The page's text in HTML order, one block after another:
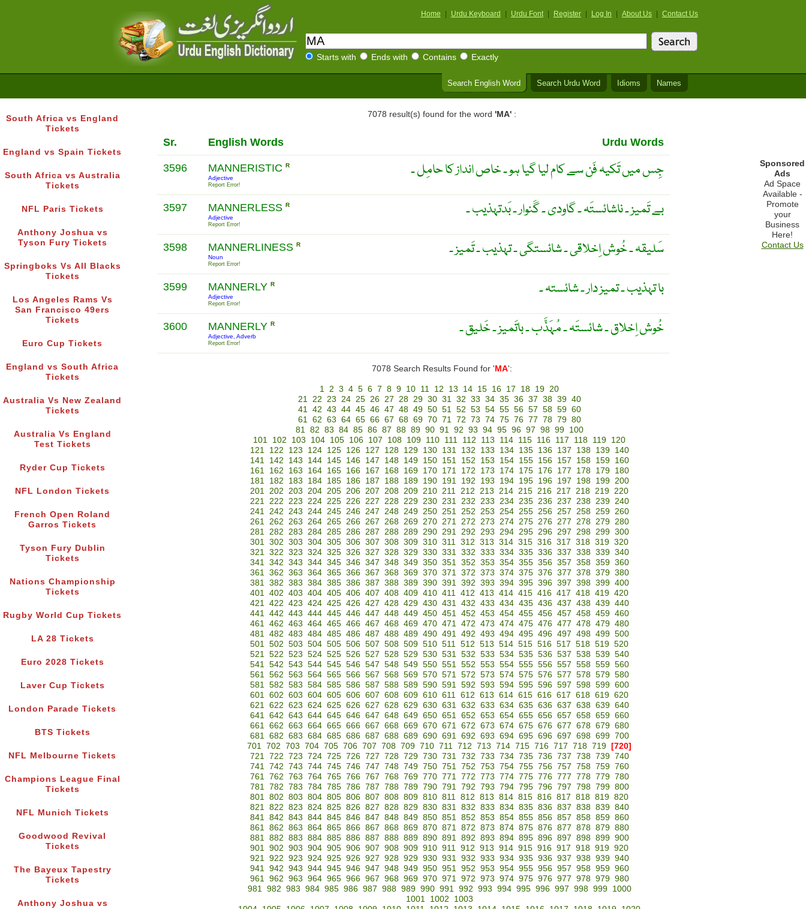
Home Urdu Keyboard Urdu Font Register Log In About Us Contact Us
Starts with Ends with Contains Exactly
Search English Word Search Urdu Word Idioms Names
South Africa vs England
Tickets
England vs Spain Tickets
South Africa vs Australia
Tickets
NFL Paris Tickets
Anthony Joshua vs
Tyson Fury Tickets
Springboks Vs All Blacks
Tickets
Los Angeles Rams Vs
San Francisco 49ers
Tickets
Euro Cup Tickets
England vs South Africa
Tickets
Australia Vs New Zealand
Tickets
Australia Vs England
Test Tickets
Ryder Cup Tickets
NFL London Tickets
French Open Roland
Garros Tickets
Tyson Fury Dublin
Tickets
Nations Championship
Tickets
Rugby World Cup Tickets
LA 28 Tickets
Euro 2028 Tickets
Laver Cup Tickets
London Parade Tickets
BTS Tickets
NFL Melbourne Tickets
Champions League Final
Tickets
NFL Munich Tickets
Goodwood Revival
Tickets
The Bayeux Tapestry
Tickets
Anthony Joshua vs
7078 result(s) found for the word 'MA':
Sr. English Words Urdu Words
3596 MANNERISTIC R
Adjective
Report Error!
جِس میں تَکیہ فَن سے کام لیا گیا ہو ۔ خاص انداز کا حامِل ۔
3597 MANNERLESS R
Adjective
Report Error!
بے تَمیز ۔ ناشائستَہ ۔ گاودی ۔ گَنوار ۔ بَدتہذیب ۔
3598 MANNERLINESS R
Noun
Report Error!
سَلیقہ ۔ خُوش اِخلاقی ۔ شائستگی ۔ تہذیب ۔ تَمیز ۔
3599 MANNERLY R
Adjective
Report Error!
با تہذیب ۔ تمیز دار ۔ شائستہ ۔
3600 MANNERLY R
Adjective, Adverb
Report Error!
خُوش اِخلاق ۔ شائستَہ ۔ مُہَذَّب ۔ باتَمیز ۔ خَلیق ۔
7078 Search Results Found for ' MA':
1 2 3 4 5 6 7 8 9 10 11 12 13 14 15 16 17 18 19 20
21 22 23 24 25 26 27 28 29 30 31 32 33 34 35 36 37 38 39 40
41 42 43 44 45 46 47 48 49 50 51 52 53 54 55 56 57 58 59 60
61 62 63 64 65 66 67 68 69 70 71 72 73 74 75 76 77 78 79 80
81 82 83 84 85 86 87 88 89 90 91 92 93 94 95 96 97 98 99
100
101 102 103 104 105 106 107 108 109 110 111 112 113 114 115 116 117 118 119 120
121
122 123 124 125 126 127 128 129 130 131 132 133 134 135 136 137 138 139
140
141
142 143 144 145 146 147 148 149 150 151 152 153 154 155 156 157 158 159
160
161
162 163 164 165 166 167 168 169 170 171 172 173 174 175 176 177 178 179
180
181
182 183 184 185 186 187 188 189 190 191 192 193 194 195 196 197 198 199 200
201 202 203 204 205 206 207 208 209 210 211 212 213 214 215 216 217 218 219 220
221 222 223 224 225 226 227 228 229 230 231 232 233 234 235 236 237 238 239 240
241 242 243 244 245 246 247 248 249 250 251 252 253 254 255 256 257 258 259 260
261 262 263 264 265 266 267 268 269 270 271 272 273 274 275 276 277 278 279 280
281 282 283 284 285 286 287 288 289 290 291 292 293 294 295 296 297 298 299 300
301 302 303 304 305 306 307 308 309 310 311 312 313 314 315 316 317 318 319 320
321 322 323 324 325 326 327 328 329 330 331 332 333 334 335 336 337 338 339 340
341 342 343 344 345 346 347 348 349 350 351 352 353 354 355 356 357 358 359 360
361 362 363 364 365 366 367 368 369 370 371 372 373 374 375 376 377 378 379 380
381 382 383 384 385 386 387 388 389 390 391 392 393 394 395 396 397 398 399 400
401 402 403 404 405 406 407 408 409 410 411 412 413 414 415 416 417 418 419 420
421 422 423 424 425 426 427 428 429 430 431 432 433 434 435 436 437 438 439 440
441 442 443 444 445 446 447 448 449 450 451 452 453 454 455 456 457 458 459 460
461 462 463 464 465 466 467 468 469 470 471 472 473 474 475 476 477 478 479 480
481 482 483 484 485 486 487 488 489 490 491 492 493 494 495 496 497 498 499 500
501 502 503 504 505 506 507 508 509 510 511 512 513 514 515 516 517 518 519 520
521 522 523 524 525 526 527 528 529 530 531 532 533 534 535 536 537 538 539 540
541 542 543 544 545 546 547 548 549 550 551 552 553 554 555 556 557 558 559 560
561 562 563 564 565 566 567 568 569 570 571 572 573 574 575 576 577 578 579 580
581 582 583 584 585 586 587 588 589 590 591 592 593 594 595 596 597 598 599 600
601 602 603 604 605 606 607 608 609 610 611 612 613 614 615 616 617 618 619 620
621 622 623 624 625 626 627 628 629 630 631 632 633 634 635 636 637 638 639 640
641 642 643 644 645 646 647 648 649 650 651 652 653 654 655 656 657 658 659 660
661 662 663 664 665 666 667 668 669 670 671 672 673 674 675 676 677 678 679 680
681 682 683 684 685 686 687 688 689 690 691 692 693 694 695 696 697 698 699 700
701 702 703 704 705 706 707 708 709 710 711 712 713 714 715 716 717 718 719
[720]
721 722 723 724 725 726 727 728 729 730 731 732 733 734 735 736 737 738 739 740
741 742 743 744 745 746 747 748 749 750 751 752 753 754 755 756 757 758 759 760
761 762 763 764 765 766 767 768 769 770 771 772 773 774 775 776 777 778 779 780
781 782 783 784 785 786 787 788 789 790 791 792 793 794 795 796 797 798 799 800
801 802 803 804 805 806 807 808 809 810 811 812 813 814 815 816 817 818 819 820
821 822 823 824 825 826 827 828 829 830 831 832 833 834 835 836 837 838 839 840
841 842 843 844 845 846 847 848 849 850 851 852 853 854 855 856 857 858 859 860
861 862 863 864 865 866 867 868 869 870 871 872 873 874 875 876 877 878 879 880
881 882 883 884 885 886 887 888 889 890 891 892 893 894 895 896 897 898 899 900
901 902 903 904 905 906 907 908 909 910 911 912 913 914 915 916 917 918 919 920
921 922 923 924 925 926 927 928 929 930 931 932 933 934 935 936 937 938 939 940
941 942 943 944 945 946 947 948 949 950 951 952 953 954 955 956 957 958 959 960
961 962 963 964 965 966 967 968 969 970 971 972 973 974 975 976 977 978 979 980
981 982 983 984 985 986 987 988 989 990 991 992 993 994 995 996 997 998 999
1000
1001
1002
1003
Sponsored
Ads
Ad Space
Available -
Promote
your
Business
Here!
Contact Us